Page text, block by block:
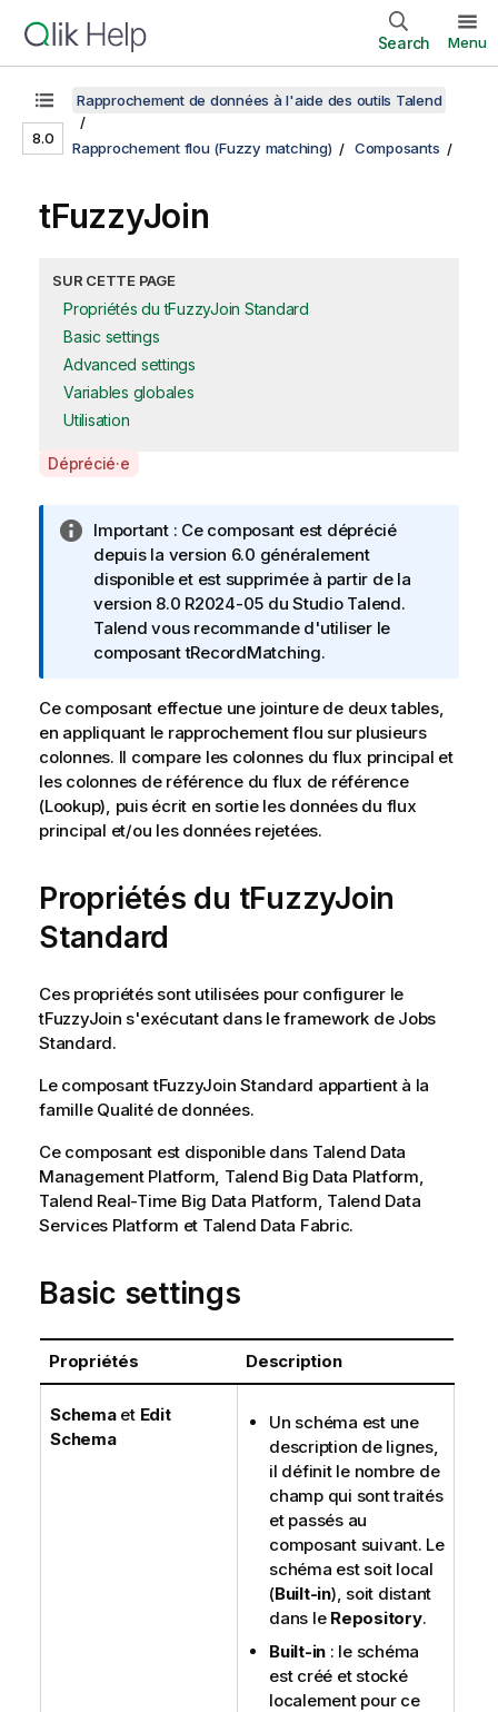
Search Menu
8.0
Rapprochement de données à l'aide des outils Talend
Rapprochement flou (Fuzzy matching) Composants
tFuzzyJoin
SUR CETTE PAGE
Propriétés du tFuzzyJoin Standard
Basic settings
Advanced settings
Variables globales
Utilisation
A
a
i
t
y
-
n
o
t
Déprécié·e
N
o
t
e
I
n
o
r
m
a
t
i
s
Important : Ce composant est déprécié
depuis la version 6.0 généralement
disponible et est supprimée à partir de la
version 8.0 R2024-05 du Studio Talend.
Talend vous recommande d'utiliser le
composanttRecordMatching.
Ce composant effectue une jointure de deux tables,
en appliquant le rapprochement flou sur plusieurs
colonnes. Il compare les colonnes du flux principal et
les colonnes de référence du flux de référence
(Lookup), puis écrit en sortie les données du flux
principal et/ou les données rejetées.
Propriétés du tFuzzyJoin
Standard
Ces propriétés sont utilisées pour configurer le
tFuzzyJoin s'exécutant dans le framework de Jobs
Standard.
Le composanttFuzzyJoin Standard appartient à la
famille Qualité de données.
Ce composant est disponible dans Talend Data
Management Platform Talend Big Data Platform
Talend Real-Time Big Data Platform Talend Data
Services Platform et Talend Data Fabric.
Basic settings
Propriétés Description
Schemaet Edit
Schema
Un schéma est une
description de lignes,
il définit le nombre de
champ qui sont traités
et passés au
composant suivant. Le
schéma est soit local
(Built-in), soit distant
dans le Repository.
Built-in : le schéma
est créé et stocké
localement pour ce